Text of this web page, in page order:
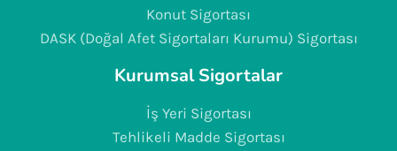
Konut Sigortası
DASK (Doğal Afet Sigortaları Kurumu) Sigortası
Kurumsal Sigortalar
İş Yeri Sigortası
Tehlikeli Madde Sigortası